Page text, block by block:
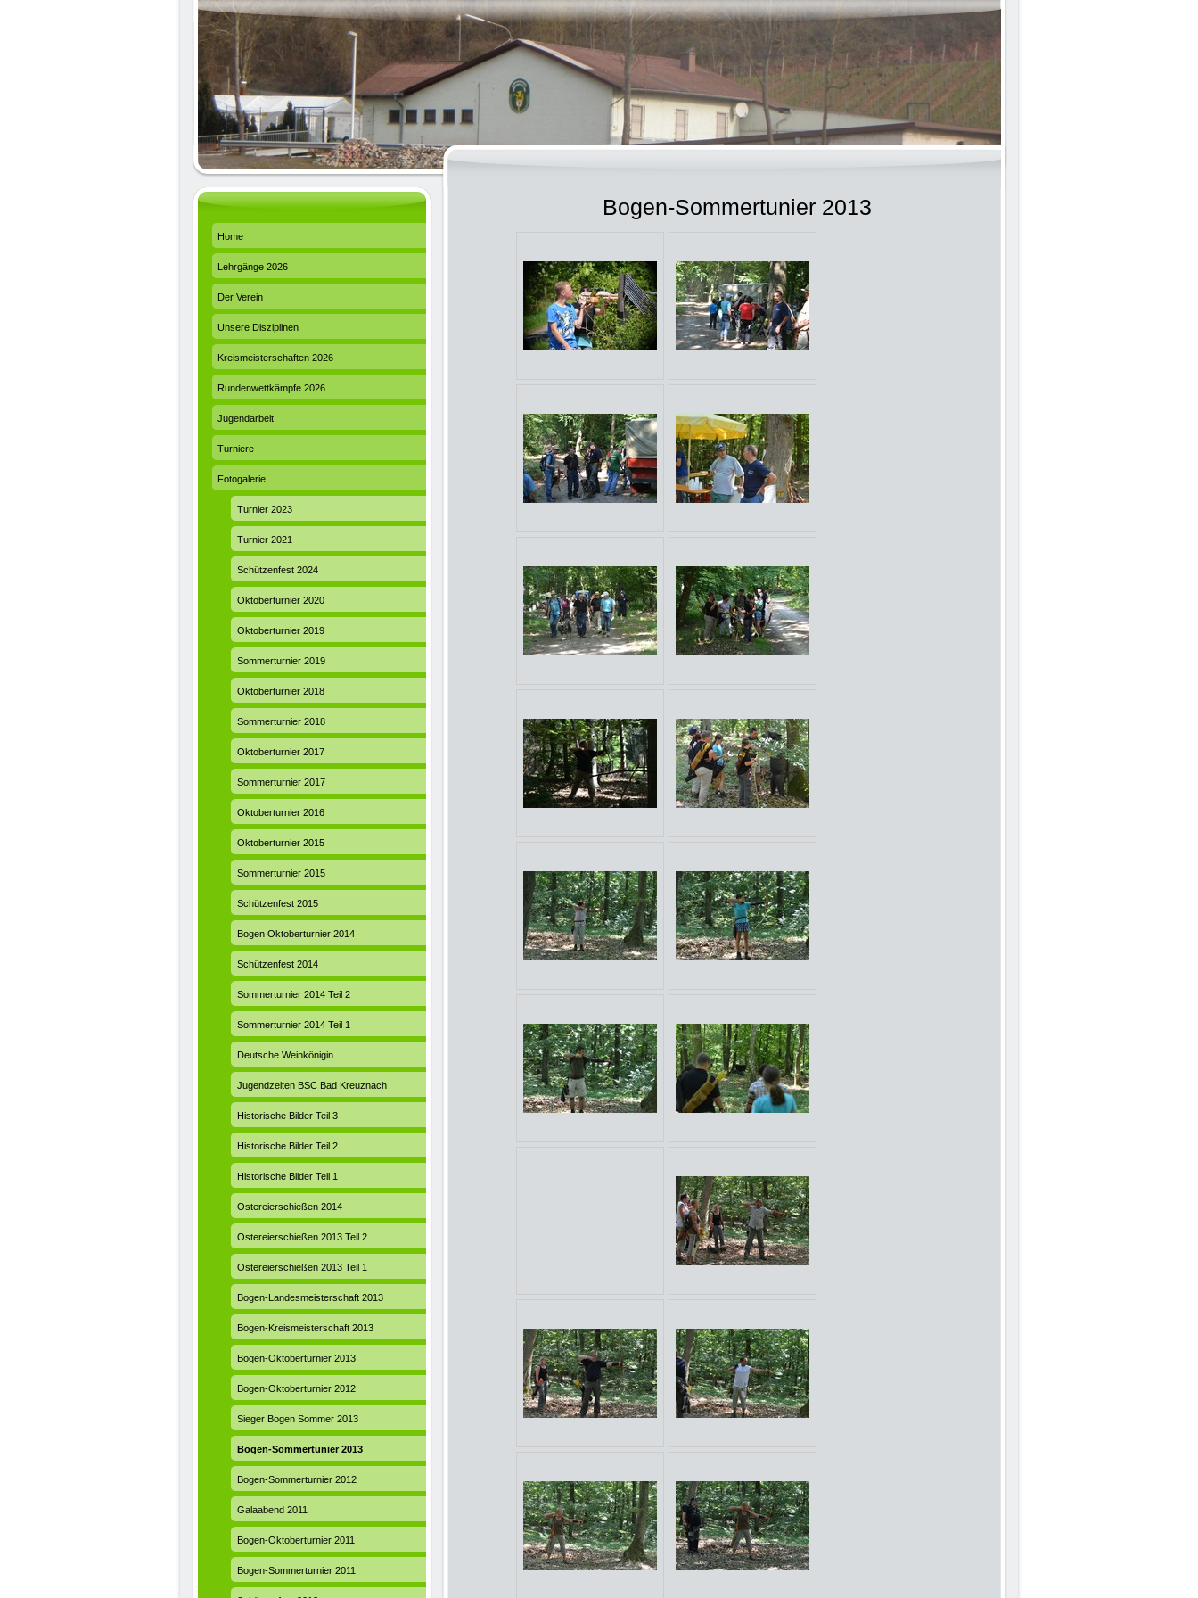
Bogen-Sommertunier 2013
Home
Lehrgänge 2026
Der Verein
Unsere Disziplinen
Kreismeisterschaften 2026
Rundenwettkämpfe 2026
Jugendarbeit
Turniere
Fotogalerie
Turnier 2023
Turnier 2021
Schützenfest 2024
Oktoberturnier 2020
Oktoberturnier 2019
Sommerturnier 2019
Oktoberturnier 2018
Sommerturnier 2018
Oktoberturnier 2017
Sommerturnier 2017
Oktoberturnier 2016
Oktoberturnier 2015
Sommerturnier 2015
Schützenfest 2015
Bogen Oktoberturnier 2014
Schützenfest 2014
Sommerturnier 2014 Teil 2
Sommerturnier 2014 Teil 1
Deutsche Weinkönigin
Jugendzelten BSC Bad Kreuznach
Historische Bilder Teil 3
Historische Bilder Teil 2
Historische Bilder Teil 1
Ostereierschießen 2014
Ostereierschießen 2013 Teil 2
Ostereierschießen 2013 Teil 1
Bogen-Landesmeisterschaft 2013
Bogen-Kreismeisterschaft 2013
Bogen-Oktoberturnier 2013
Bogen-Oktoberturnier 2012
Sieger Bogen Sommer 2013
Bogen-Sommertunier 2013
Bogen-Sommerturnier 2012
Galaabend 2011
Bogen-Oktoberturnier 2011
Bogen-Sommerturnier 2011